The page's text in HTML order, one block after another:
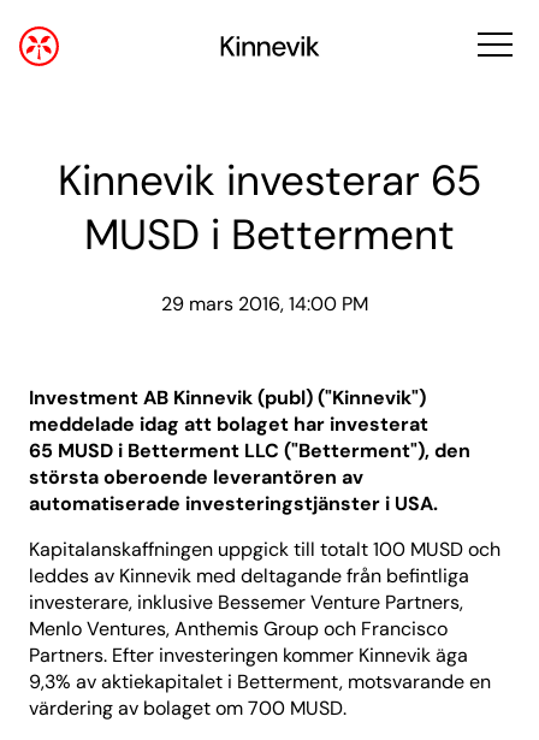
Kinnevik investerar 65
MUSD i Betterment
29 mars 2016, 14:00 PM
Investment AB Kinnevik (publ) ("Kinnevik")
meddelade idag att bolaget har investerat
65 MUSD i Betterment LLC ("Betterment"), den
största oberoende leverantören av
automatiserade investeringstjänster i USA.
Kapitalanskaffningen uppgick till totalt 100 MUSD och
leddes av Kinnevik med deltagande från befintliga
investerare, inklusive Bessemer Venture Partners,
Menlo Ventures, Anthemis Group och Francisco
Partners. Efter investeringen kommer Kinnevik äga
9,3% av aktiekapitalet i Betterment, motsvarande en
värdering av bolaget om 700 MUSD.